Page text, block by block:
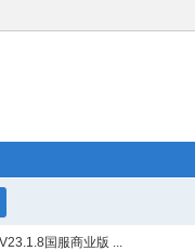
国服商业版 ...